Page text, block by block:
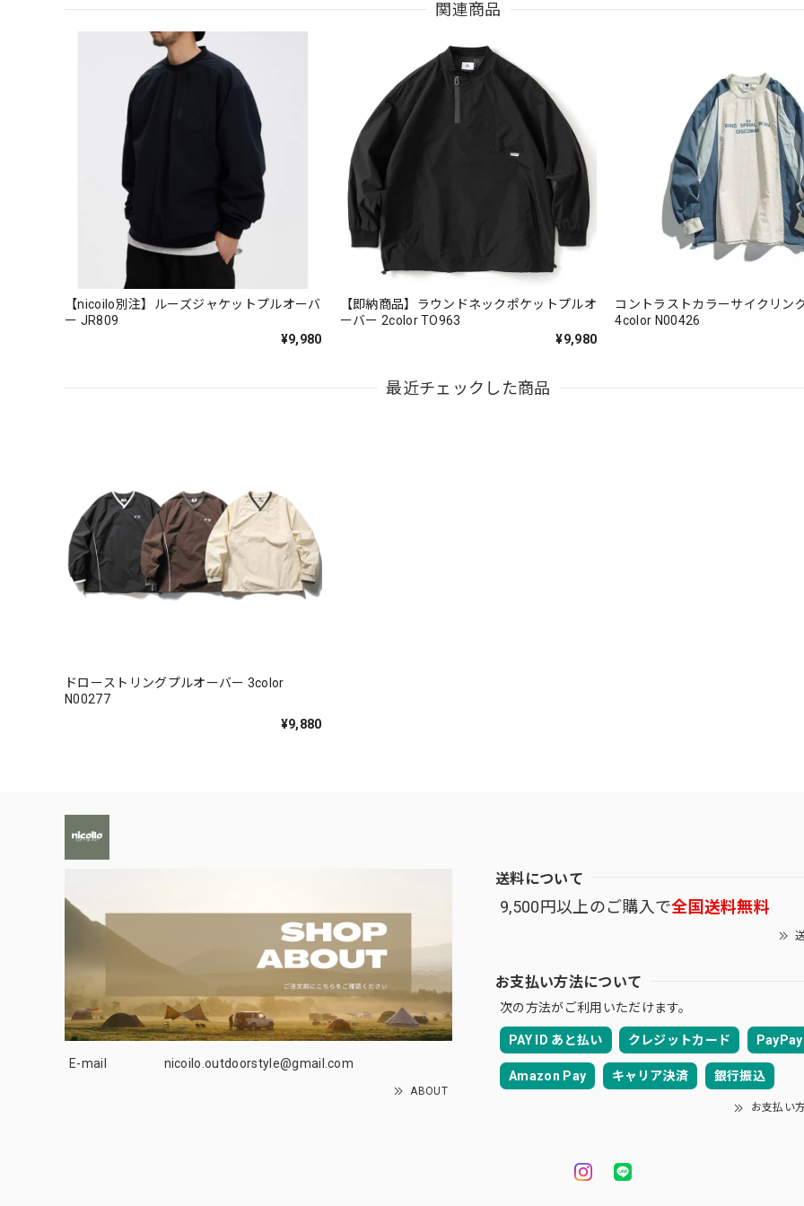
関連商品
【nicoilo別注】ルーズジャケットプルオーバ
ー JR809
¥9,980
【即納商品】ラウンドネックポケットプルオ
ーバー 2color TO963
¥9,980
コントラストカラーサイクリン
4color N00426
最近チェックした商品
ドローストリングプルオーバー 3color
N00277
¥9,880
E-mail nicoilo.outdoorstyle@gmail.com
ABOUT
送料について
9,500円以上のご購入で全国送料無料
お支払い方法について
次の方法がご利用いただけます。
PAY ID あと払い クレジットカード PayPay
Amazon Pay キャリア決済 銀行振込
お支払い